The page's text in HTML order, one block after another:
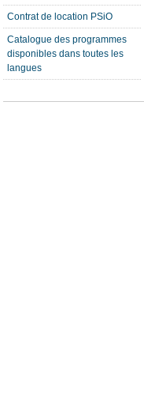
Contrat de location PSiO
Catalogue des programmes
disponibles dans toutes les
langues